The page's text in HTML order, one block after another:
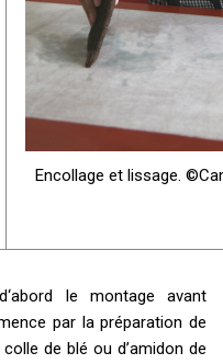
Encollage et lissage.
le montage avant
par la préparation de
de blé ou d’amidon de